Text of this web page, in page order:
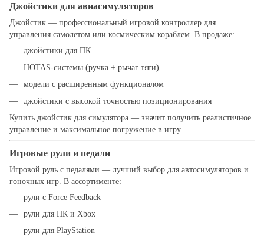
Джойстики для авиасимуляторов
Джойстик — профессиональный игровой контроллер для
управления самолетом или космическим кораблем. В продаже:
джойстики для ПК
HOTAS-системы (ручка + рычаг тяги)
модели с расширенным функционалом
джойстики с высокой точностью позиционирования
Купить джойстик для симулятора — значит получить реалистичное
управление и максимальное погружение в игру.
Игровые рули и педали
Игровой руль с педалями — лучший выбор для автосимуляторов и
гоночных игр. В ассортименте:
рули с Force Feedback
рули для ПК и Xbox
рули для PlayStation